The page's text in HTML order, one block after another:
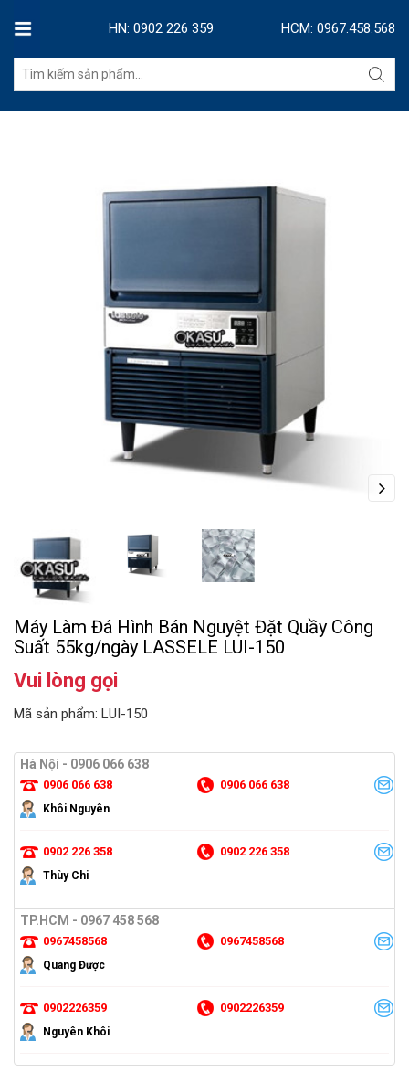
HN: 0902 226 359 HCM: 0967.458.568
Máy Làm Đá Hình Bán Nguyệt Đặt Quầy Công
Suất 55kg/ngày LASSELE LUI-150
Vui lòng gọi
Mã sản phẩm: LUI-150
Hà Nội - 0906 066 638
0906 066 638 0906 066 638
Khôi Nguyên
0902 226 358 0902 226 358
Thùy Chi
TP.HCM - 0967 458 568
0967458568 0967458568
Quang Được
0902226359 0902226359
Nguyên Khôi